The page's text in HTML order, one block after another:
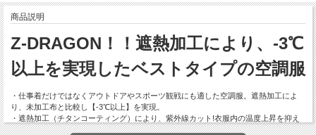
商品説明
Z-DRAGON！！遮熱加工により、-3℃
以上を実現したベストタイプの空調服
・仕事着だけではなくアウトドアやスポーツ観戦にも適した空調服。遮熱加工によ
り、未加工布と比較し【-3℃以上】を実現。
・遮熱加工（チタンコーティング）により、紫外線カット!衣服内の温度上昇を抑え
る効果があります。